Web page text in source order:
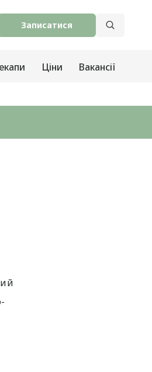
Записатися
Ціни Вакансії